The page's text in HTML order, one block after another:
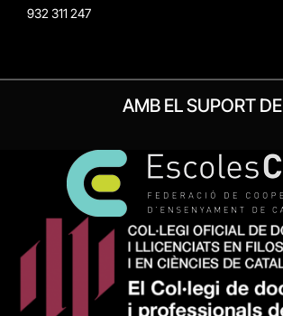
932 311 247
AMB EL SUPORT DE